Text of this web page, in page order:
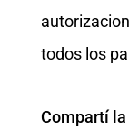
todos los
Compartí